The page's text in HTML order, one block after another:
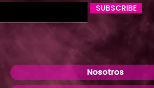
SUBSCRIBE
Nosotros